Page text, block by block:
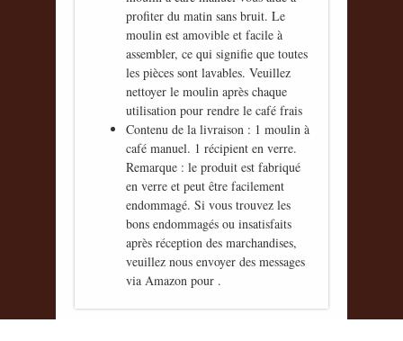
profiter du matin sans bruit. Le
moulin est amovible et facile à
assembler, ce qui signifie que toutes
les pièces sont lavables. Veuillez
nettoyer le moulin après chaque
utilisation pour rendre le café frais
Contenu de la livraison : 1 moulin à
café manuel. 1 récipient en verre.
Remarque : le produit est fabriqué
en verre et peut être facilement
endommagé. Si vous trouvez les
bons endommagés ou insatisfaits
après réception des marchandises,
veuillez nous envoyer des messages
via Amazon pour .